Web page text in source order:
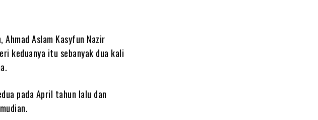
Ahmad Aslam Kasyfun Nazir
keduanya itu sebanyak dua kali
pada April tahun lalu dan